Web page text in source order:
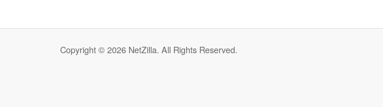
Copyright © 2026 NetZilla. All Rights Reserved.